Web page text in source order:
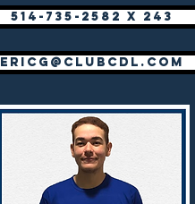
514-735-2582 x 243
ericg@clubcdl.com